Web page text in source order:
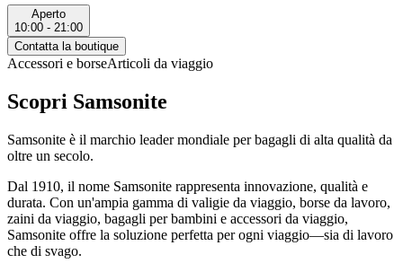
Aperto
10:00 - 21:00
Contatta la boutique
Accessori e borseArticoli da viaggio
Scopri Samsonite
Samsonite è il marchio leader mondiale perbagagli di alta qualità da
oltre un secolo.
Dal 1910, il nome Samsonite rappresenta innovazione, qualità e
durata. Con un'ampia gamma di valigie da viaggio, borse da lavoro,
zaini da viaggio, bagagli per bambini e accessori da viaggio,
Samsonite offre la soluzione perfetta per ogni viaggio—sia di lavoro
che di svago.